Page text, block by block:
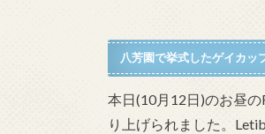
八芳園で挙式したゲイカッ
本日(10月12日)のお昼
り上げられました。